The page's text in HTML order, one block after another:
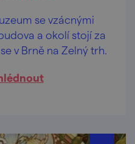
se vzácnými
a okolí stojí za
v Brně na Zelný trh.